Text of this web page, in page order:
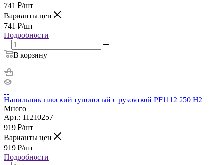
741 ₽/шт
Варианты цен
741 ₽/шт
Подробности
В корзину
Напильник плоский тупоносый с рукояткой PF1112 250 H2
Много
Арт.: 11210257
919 ₽/шт
Варианты цен
919 ₽/шт
Подробности